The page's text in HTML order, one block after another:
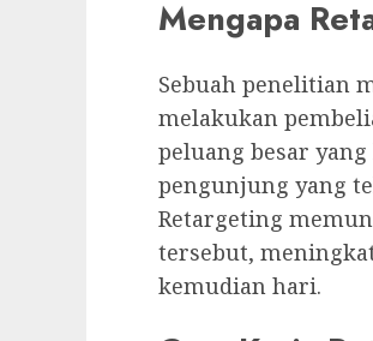
Mengapa
Sebuah penelitian
melakukan
peluang besar
pengunjung yang
Retargeting
tersebut,
kemudian hari.